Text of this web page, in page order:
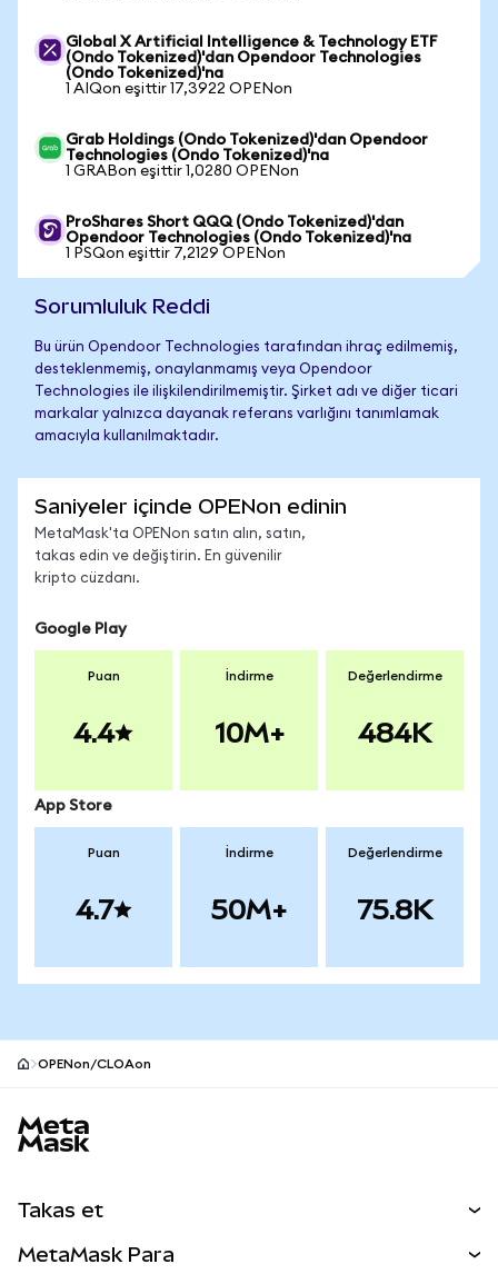
Global X Artificial Intelligence & Technology ETF
(Ondo Tokenized)'dan Opendoor Technologies
(Ondo Tokenized)'na
1 AIQon eşittir 17,3922 OPENon
Grab Holdings (Ondo Tokenized)'dan Opendoor
Technologies (Ondo Tokenized)'na
1 GRABon eşittir 1,0280 OPENon
ProShares Short QQQ (Ondo Tokenized)'dan
Opendoor Technologies (Ondo Tokenized)'na
1 PSQon eşittir 7,2129 OPENon
Sorumluluk Reddi
Bu ürün Opendoor Technologies tarafından ihraç edilmemiş,
desteklenmemiş, onaylanmamış veya Opendoor
Technologies ile ilişkilendirilmemiştir. Şirket adı ve diğer ticari
markalar yalnızca dayanak referans varlığını tanımlamak
amacıyla kullanılmaktadır.
Saniyeler içinde OPENon edinin
MetaMask'ta OPENon satın alın, satın,
takas edin ve değiştirin. En güvenilir
kripto cüzdanı.
Google Play
Puan
4.4
İndirme
10M+
Değerlendirme
484K
App Store
Puan
4.7
İndirme
50M+
Değerlendirme
75.8K
OPENon/CLOAon
Takas et
MetaMask Para